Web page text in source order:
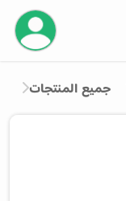
إدارة
جميع المنتجات